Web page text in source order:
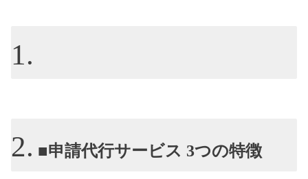
■申請代行サービス 3つの特徴